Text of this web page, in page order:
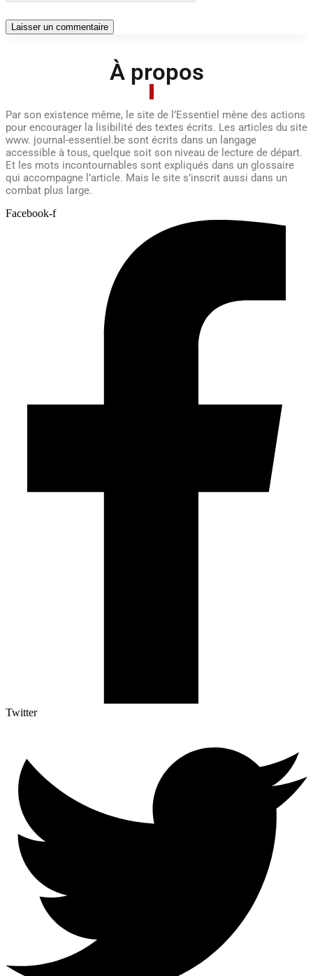
À propos
Par son existence même, le site de l’Essentiel mène des actions
pour encourager la lisibilité des textes écrits. Les articles du site
www. journal-essentiel.be sont écrits dans un langage
accessible à tous, quelque soit son niveau de lecture de départ.
Et les mots incontournables sont expliqués dans un glossaire
qui accompagne l’article. Mais le site s’inscrit aussi dans un
combat plus large.
Facebook-f
Twitter